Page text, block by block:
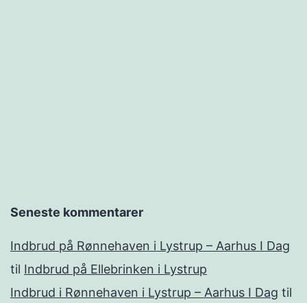
Seneste kommentarer
Indbrud på Rønnehaven i Lystrup – Aarhus I Dag
til Indbrud på Ellebrinken i Lystrup
Indbrud i Rønnehaven i Lystrup – Aarhus I Dag til